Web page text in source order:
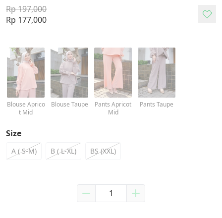
Rp 197,000
Rp 177,000
Blouse Aprico
t Mid
Blouse Taupe
Pants Apricot
Mid
Pants Taupe
Size
A ( S-M) B ( L-XL) BS (XXL)